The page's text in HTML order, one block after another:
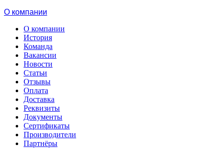
О компании
О компании
История
Команда
Вакансии
Новости
Статьи
Отзывы
Оплата
Доставка
Реквизиты
Документы
Сертификаты
Производители
Партнёры